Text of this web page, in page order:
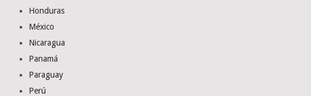
Honduras
México
Nicaragua
Panamá
Paraguay
Perú